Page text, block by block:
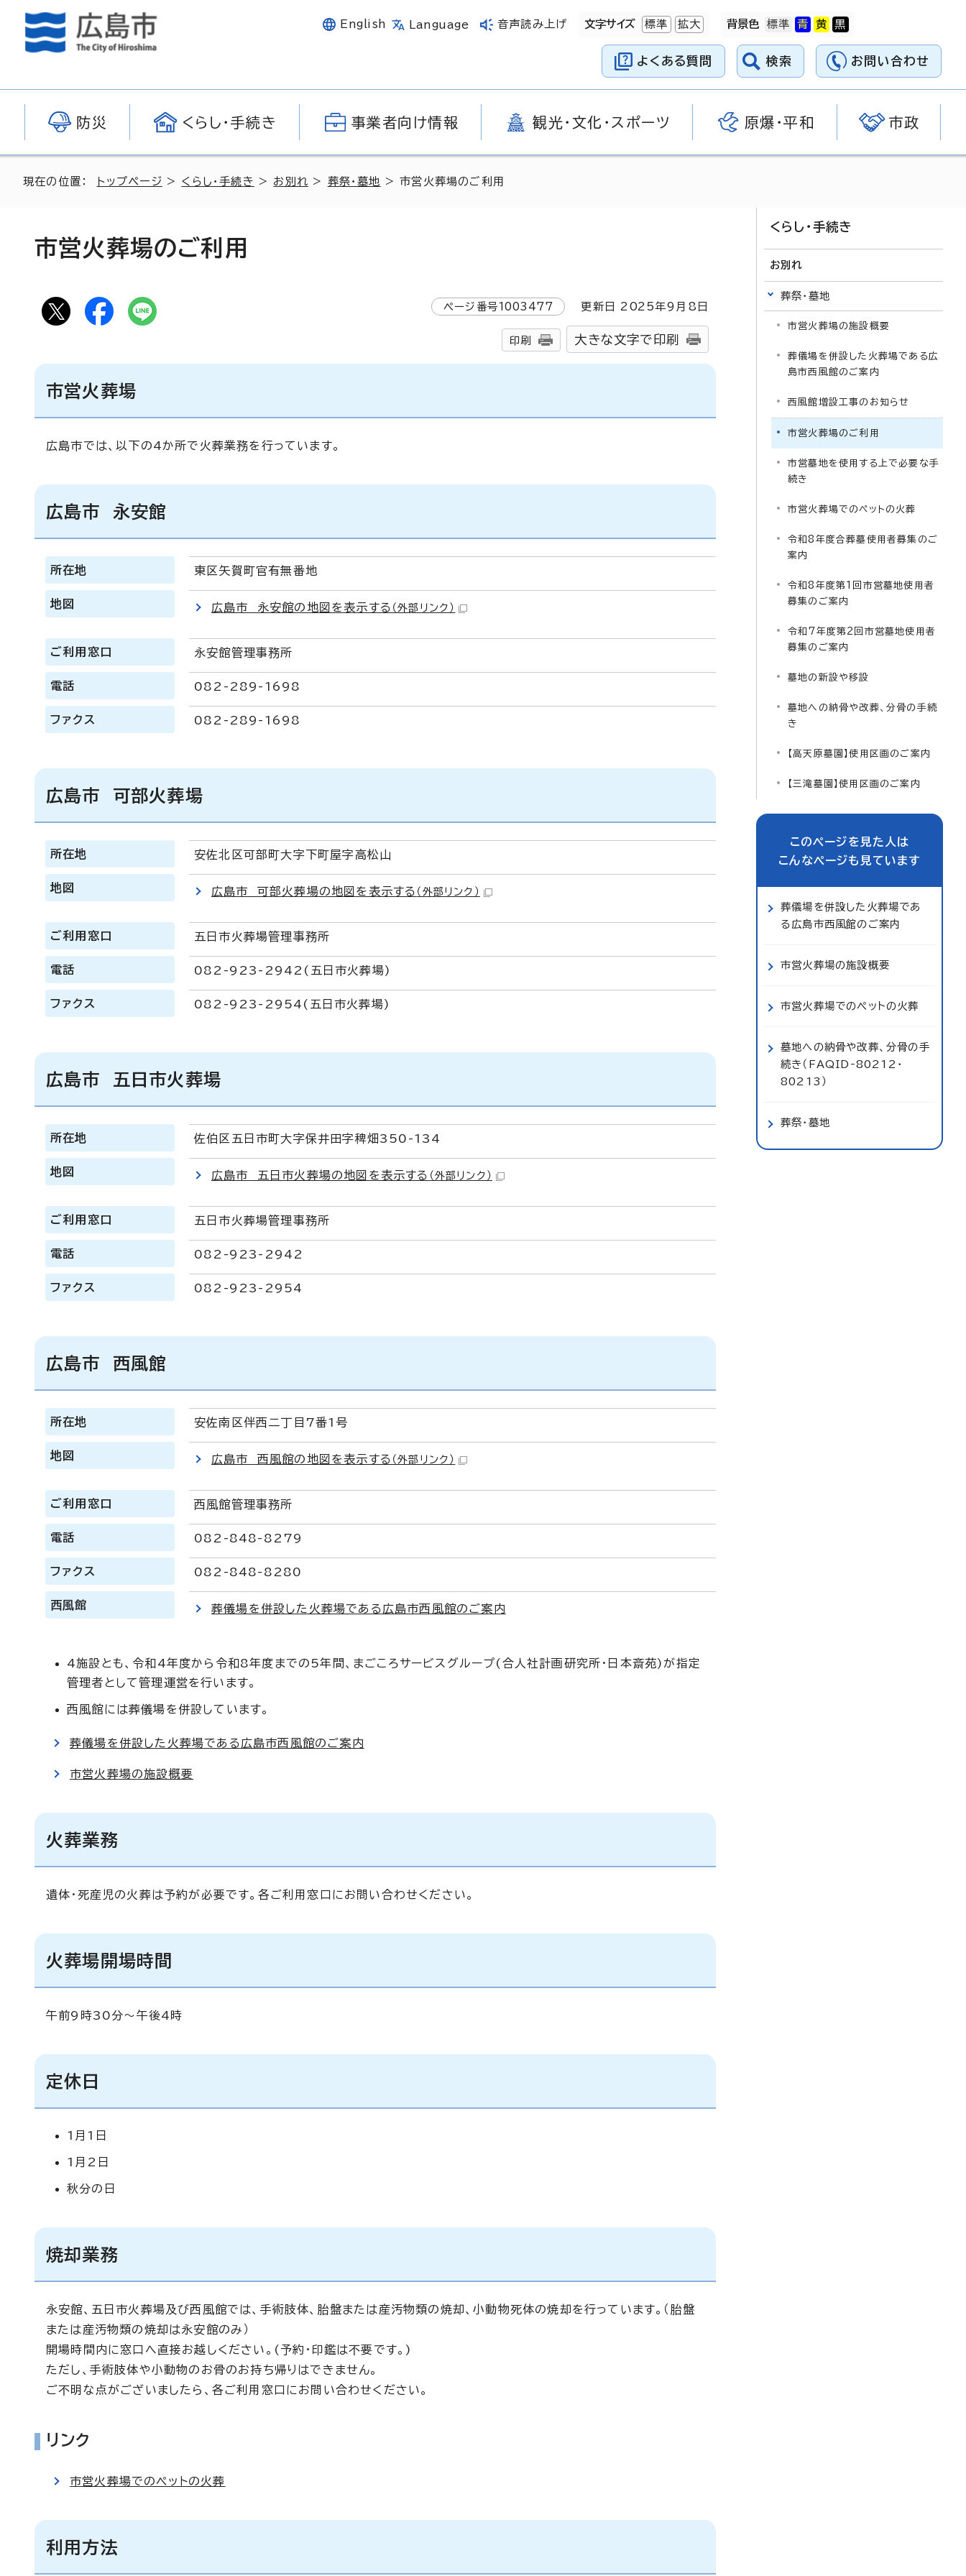
English Language 音声読み上げ 文字サイズ 標準 拡大 背景色
よくある質問 検索 お問い合わせ
防災 くらし・手続き 事業者向け情報 観光・文化・スポーツ 原爆・平和 市政
現在の位置： トップページ > くらし・手続き > お別れ > 葬祭・墓地 > 市営火葬場のご利用
市営火葬場のご利用
ページ番号1003477 更新日 2025年9月8日
印刷 大きな文字で印刷
市営火葬場
広島市では、以下の4か所で火葬業務を行っています。
広島市 永安館
所在地 東区矢賀町官有無番地
地図 広島市 永安館の地図を表示する （外部リンク）
ご利用窓口 永安館管理事務所
電話 082-289-1698
ファクス 082-289-1698
広島市 可部火葬場
所在地 安佐北区可部町大字下町屋字高松山
地図 広島市 可部火葬場の地図を表示する （外部リンク）
ご利用窓口 五日市火葬場管理事務所
電話 082-923-2942(五日市火葬場)
ファクス 082-923-2954(五日市火葬場)
広島市 五日市火葬場
所在地 佐伯区五日市町大字保井田字稗畑350-134
地図 広島市 五日市火葬場の地図を表示する （外部リンク）
ご利用窓口 五日市火葬場管理事務所
電話 082-923-2942
ファクス 082-923-2954
広島市 西風館
所在地 安佐南区伴西二丁目7番1号
地図 広島市 西風館の地図を表示する （外部リンク）
ご利用窓口 西風館管理事務所
電話 082-848-8279
ファクス 082-848-8280
西風館 葬儀場を併設した火葬場である広島市西風館のご案内
4施設とも、令和4年度から令和8年度までの5年間、まごころサービスグループ(合人社計画研究所・日本斎苑)が指定
管理者として管理運営を行います。
西風館には葬儀場を併設しています。
葬儀場を併設した火葬場である広島市西風館のご案内
市営火葬場の施設概要
火葬業務
遺体・死産児の火葬は予約が必要です。各ご利用窓口にお問い合わせください。
火葬場開場時間
午前9時30分～午後4時
定休日
1月1日
1月2日
秋分の日
焼却業務
永安館、五日市火葬場及び西風館では、手術肢体、胎盤または産汚物類の焼却、小動物死体の焼却を行っています。（胎盤
または産汚物類の焼却は永安館のみ）
開場時間内に窓口へ直接お越しください。(予約・印鑑は不要です。)
ただし、手術肢体や小動物のお骨のお持ち帰りはできません。
ご不明な点がございましたら、各ご利用窓口にお問い合わせください。
リンク
市営火葬場でのペットの火葬
利用方法
くらし・手続き
お別れ
葬祭・墓地
市営火葬場の施設概要
葬儀場を併設した火葬場である広
島市西風館のご案内
西風館増設工事のお知らせ
市営火葬場のご利用
市営墓地を使用する上で必要な手
続き
市営火葬場でのペットの火葬
令和8年度合葬墓使用者募集のご
案内
令和8年度第1回市営墓地使用者
募集のご案内
令和7年度第2回市営墓地使用者
募集のご案内
墓地の新設や移設
墓地への納骨や改葬、分骨の手続
き
【高天原墓園】使用区画のご案内
【三滝墓園】使用区画のご案内
このページを見た人は
こんなページも見ています
葬儀場を併設した火葬場であ
る広島市西風館のご案内
市営火葬場の施設概要
市営火葬場でのペットの火葬
墓地への納骨や改葬、分骨の手
続き（FAQID‐80212・
80213）
葬祭・墓地